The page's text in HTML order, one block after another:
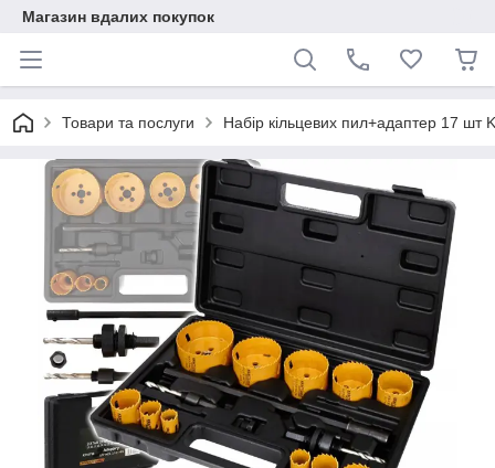
Магазин вдалих покупок
Товари та послуги Набір кільцевих пил+адаптер 17